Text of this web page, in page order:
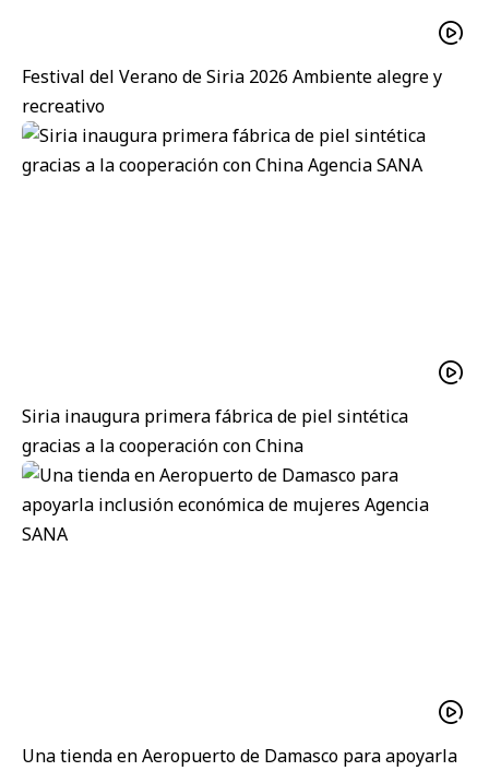
Festival del Verano de Siria 2026 Ambiente alegre y
recreativo
Siria inaugura primera fábrica de piel sintética
gracias a la cooperación con China
Una tienda en Aeropuerto de Damasco para apoyarla